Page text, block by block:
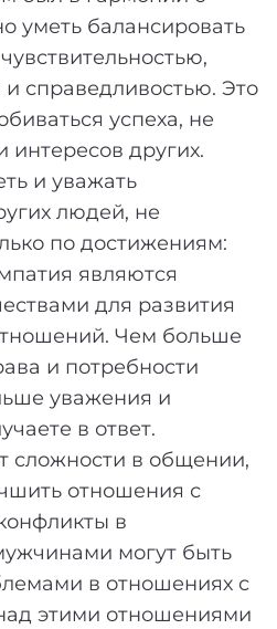
уметь балансировать
справедливостью. Это
успеха, не
других.
и уважать
людей, не
по достижениям:
являются
для развития
Чем больше
и потребности
уважения и
в ответ.
сложности в общении,
отношения с
в
могут быть
в отношениях с
этими отношениями